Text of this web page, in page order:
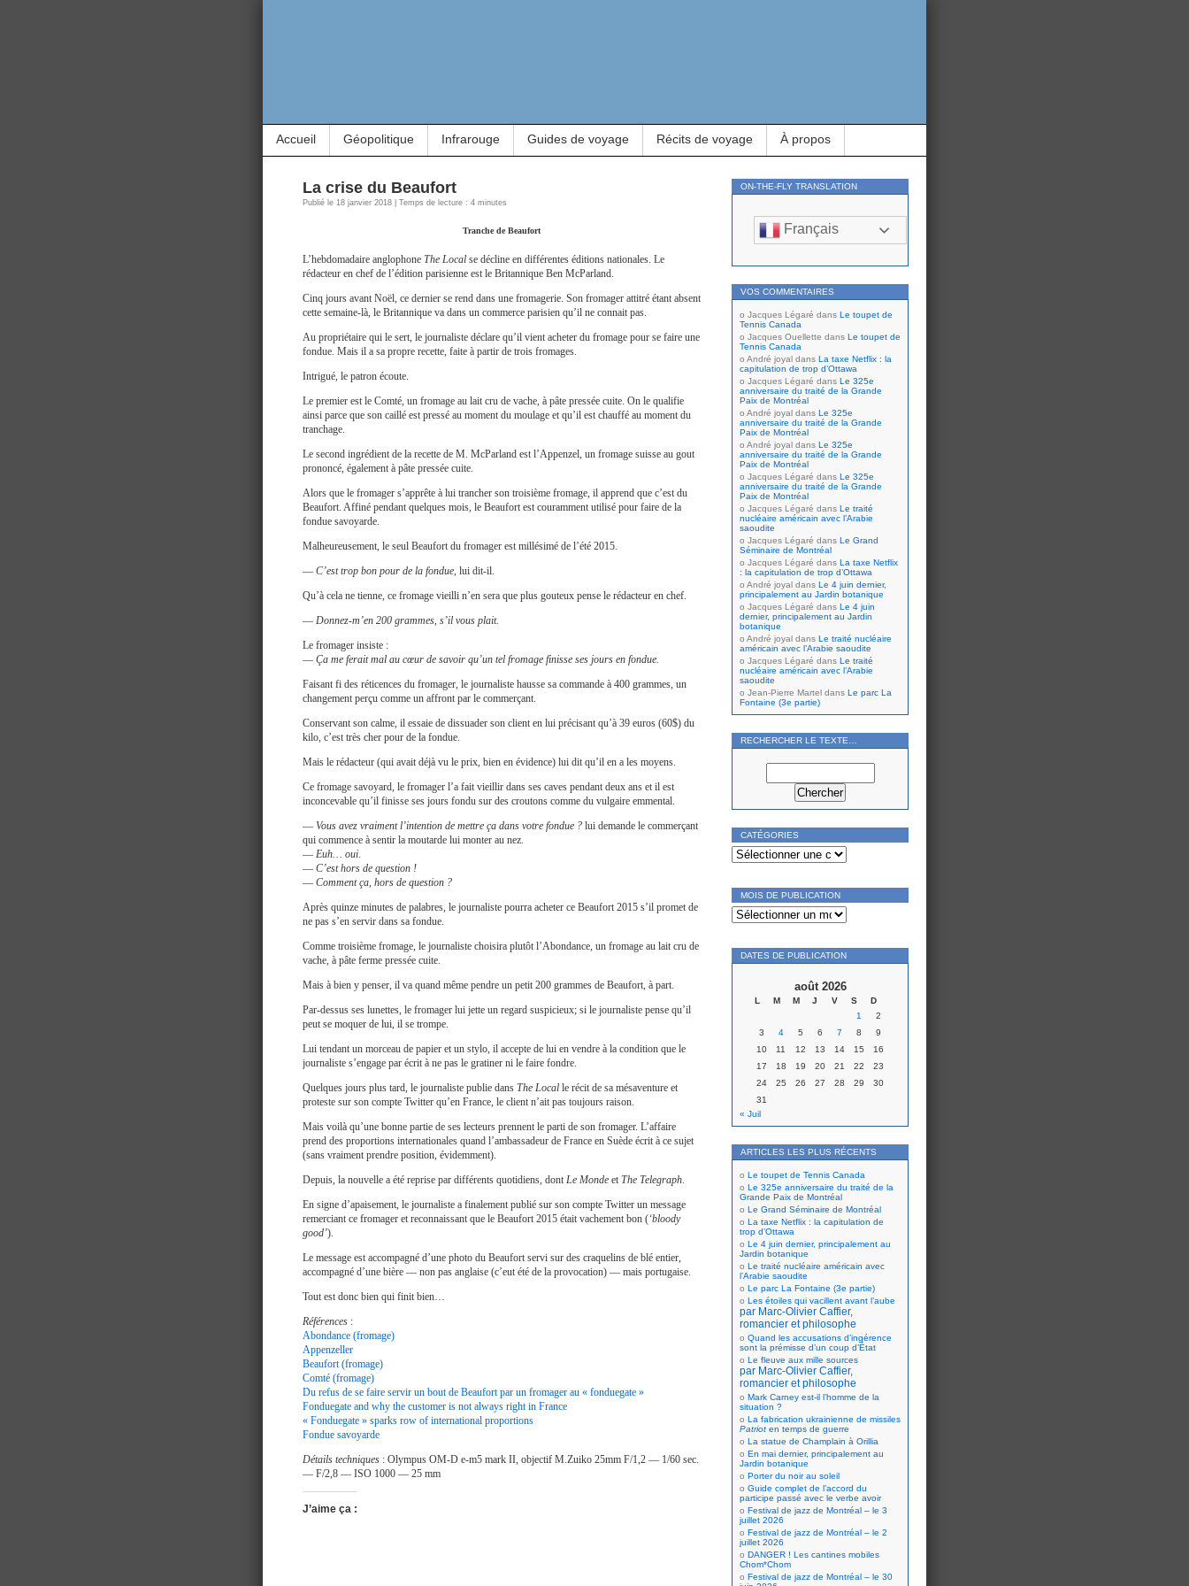
Accueil Géopolitique Infrarouge Guides de voyage Récits de voyage À propos
La crise du Beaufort
Publié le 18 janvier 2018 | Temps de lecture : 4 minutes
Tranche de Beaufort
L’hebdomadaire anglophone The Local se décline en différentes éditions nationales. Le
rédacteur en chef de l’édition parisienne est le Britannique Ben McParland.
Cinq jours avant Noël, ce dernier se rend dans une fromagerie. Son fromager attitré étant absent
cette semaine-là, le Britannique va dans un commerce parisien qu’il ne connait pas.
Au propriétaire qui le sert, le journaliste déclare qu’il vient acheter du fromage pour se faire une
fondue. Mais il a sa propre recette, faite à partir de trois fromages.
Intrigué, le patron écoute.
Le premier est le Comté, un fromage au lait cru de vache, à pâte pressée cuite. On le qualifie
ainsi parce que son caillé est pressé au moment du moulage et qu’il est chauffé au moment du
tranchage.
Le second ingrédient de la recette de M. McParland est l’Appenzel, un fromage suisse au gout
prononcé, également à pâte pressée cuite.
Alors que le fromager s’apprête à lui trancher son troisième fromage, il apprend que c’est du
Beaufort. Affiné pendant quelques mois, le Beaufort est couramment utilisé pour faire de la
fondue savoyarde.
Malheureusement, le seul Beaufort du fromager est millésimé de l’été 2015.
— C’est trop bon pour de la fondue, lui dit-il.
Qu’à cela ne tienne, ce fromage vieilli n’en sera que plus gouteux pense le rédacteur en chef.
— Donnez-m’en 200 grammes, s’il vous plait.
Le fromager insiste :
— Ça me ferait mal au cœur de savoir qu’un tel fromage finisse ses jours en fondue.
Faisant fi des réticences du fromager, le journaliste hausse sa commande à 400 grammes, un
changement perçu comme un affront par le commerçant.
Conservant son calme, il essaie de dissuader son client en lui précisant qu’à 39 euros (60$) du
kilo, c’est très cher pour de la fondue.
Mais le rédacteur (qui avait déjà vu le prix, bien en évidence) lui dit qu’il en a les moyens.
Ce fromage savoyard, le fromager l’a fait vieillir dans ses caves pendant deux ans et il est
inconcevable qu’il finisse ses jours fondu sur des croutons comme du vulgaire emmental.
— Vous avez vraiment l’intention de mettre ça dans votre fondue ? lui demande le commerçant
qui commence à sentir la moutarde lui monter au nez.
— Euh… oui.
— C’est hors de question !
— Comment ça, hors de question ?
Après quinze minutes de palabres, le journaliste pourra acheter ce Beaufort 2015 s’il promet de
ne pas s’en servir dans sa fondue.
Comme troisième fromage, le journaliste choisira plutôt l’Abondance, un fromage au lait cru de
vache, à pâte ferme pressée cuite.
Mais à bien y penser, il va quand même pendre un petit 200 grammes de Beaufort, à part.
Par-dessus ses lunettes, le fromager lui jette un regard suspicieux; si le journaliste pense qu’il
peut se moquer de lui, il se trompe.
Lui tendant un morceau de papier et un stylo, il accepte de lui en vendre à la condition que le
journaliste s’engage par écrit à ne pas le gratiner ni le faire fondre.
Quelques jours plus tard, le journaliste publie dans The Local le récit de sa mésaventure et
proteste sur son compte Twitter qu’en France, le client n’ait pas toujours raison.
Mais voilà qu’une bonne partie de ses lecteurs prennent le parti de son fromager. L’affaire
prend des proportions internationales quand l’ambassadeur de France en Suède écrit à ce sujet
(sans vraiment prendre position, évidemment).
Depuis, la nouvelle a été reprise par différents quotidiens, dont Le Monde et The Telegraph.
En signe d’apaisement, le journaliste a finalement publié sur son compte Twitter un message
remerciant ce fromager et reconnaissant que le Beaufort 2015 était vachement bon (‘bloody
good’).
Le message est accompagné d’une photo du Beaufort servi sur des craquelins de blé entier,
accompagné d’une bière — non pas anglaise (c’eut été de la provocation) — mais portugaise.
Tout est donc bien qui finit bien…
Références :
Abondance (fromage)
Appenzeller
Beaufort (fromage)
Comté (fromage)
Du refus de se faire servir un bout de Beaufort par un fromager au « fonduegate »
Fonduegate and why the customer is not always right in France
« Fonduegate » sparks row of international proportions
Fondue savoyarde
Détails techniques : Olympus OM-D e-m5 mark II, objectif M.Zuiko 25mm F/1,2 — 1/60 sec.
— F/2,8 — ISO 1000 — 25 mm
J’aime ça :
ON-THE-FLY TRANSLATION
Français
VOS COMMENTAIRES
Jacques Légaré dans Le toupet de
Tennis Canada
Jacques Ouellette dans Le toupet de
Tennis Canada
André joyal dans La taxe Netflix : la
capitulation de trop d’Ottawa
Jacques Légaré dans Le 325e
anniversaire du traité de la Grande
Paix de Montréal
André joyal dans Le 325e
anniversaire du traité de la Grande
Paix de Montréal
André joyal dans Le 325e
anniversaire du traité de la Grande
Paix de Montréal
Jacques Légaré dans Le 325e
anniversaire du traité de la Grande
Paix de Montréal
Jacques Légaré dans Le traité
nucléaire américain avec l’Arabie
saoudite
Jacques Légaré dans Le Grand
Séminaire de Montréal
Jacques Légaré dans La taxe Netflix
: la capitulation de trop d’Ottawa
André joyal dans Le 4 juin dernier,
principalement au Jardin botanique
Jacques Légaré dans Le 4 juin
dernier, principalement au Jardin
botanique
André joyal dans Le traité nucléaire
américain avec l’Arabie saoudite
Jacques Légaré dans Le traité
nucléaire américain avec l’Arabie
saoudite
Jean-Pierre Martel dans Le parc La
Fontaine (3e partie)
RECHERCHER LE TEXTE…
CATÉGORIES
Catégories
MOIS DE PUBLICATION
Mois
de
publication
DATES DE PUBLICATION
août 2026
L M M J V S
D
1
2
3
4 5 6 7 8
9
10
11 12 13 14 15
16
17
18 19 20 21 22
23
24
25 26 27 28 29
30
31
« Juil
ARTICLES LES PLUS RÉCENTS
Le toupet de Tennis Canada
Le 325e anniversaire du traité de la
Grande Paix de Montréal
Le Grand Séminaire de Montréal
La taxe Netflix : la capitulation de
trop d’Ottawa
Le 4 juin dernier, principalement au
Jardin botanique
Le traité nucléaire américain avec
l’Arabie saoudite
Le parc La Fontaine (3e partie)
Les étoiles qui vacillent avant l’aube
par Marc-Olivier Caffier,
romancier et philosophe
Quand les accusations d’ingérence
sont la prémisse d’un coup d’État
Le fleuve aux mille sources
par Marc-Olivier Caffier,
romancier et philosophe
Mark Carney est-il l’homme de la
situation ?
La fabrication ukrainienne de missiles
Patriot en temps de guerre
La statue de Champlain à Orillia
En mai dernier, principalement au
Jardin botanique
Porter du noir au soleil
Guide complet de l’accord du
participe passé avec le verbe avoir
Festival de jazz de Montréal – le 3
juillet 2026
Festival de jazz de Montréal – le 2
juillet 2026
DANGER ! Les cantines mobiles
Chom*Chom
Festival de jazz de Montréal – le 30